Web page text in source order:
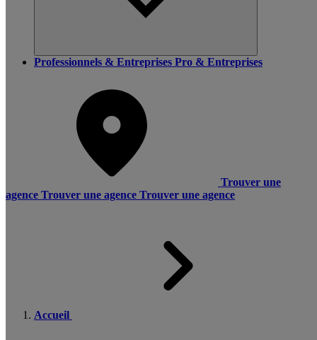
Professionnels & Entreprises Pro & Entreprises
Trouver une
agence Trouver une agence Trouver une agence
Accueil